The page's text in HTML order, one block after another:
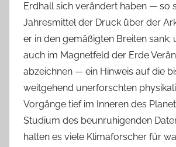
Erdhall sich verändert haben — so
Jahresmittel der Druck über der
er in den gemäßigten Breiten sank;
auch im Magnetfeld der Erde
abzeichnen — ein Hinweis auf die
weitgehend unerforschten
Vorgänge tief im Inneren des
Studium des beunruhigenden
halten es viele Klimaforscher für